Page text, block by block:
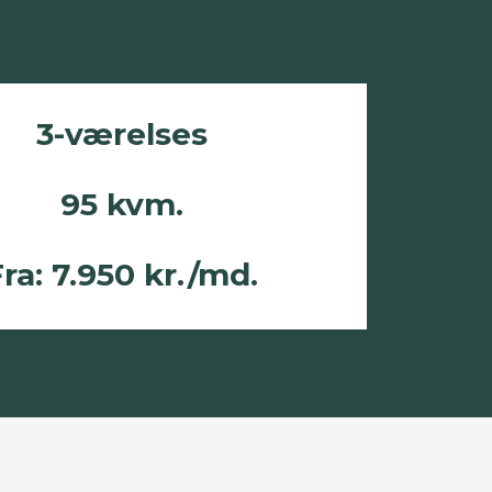
3-værelses
95 kvm.
7.950 kr./md.